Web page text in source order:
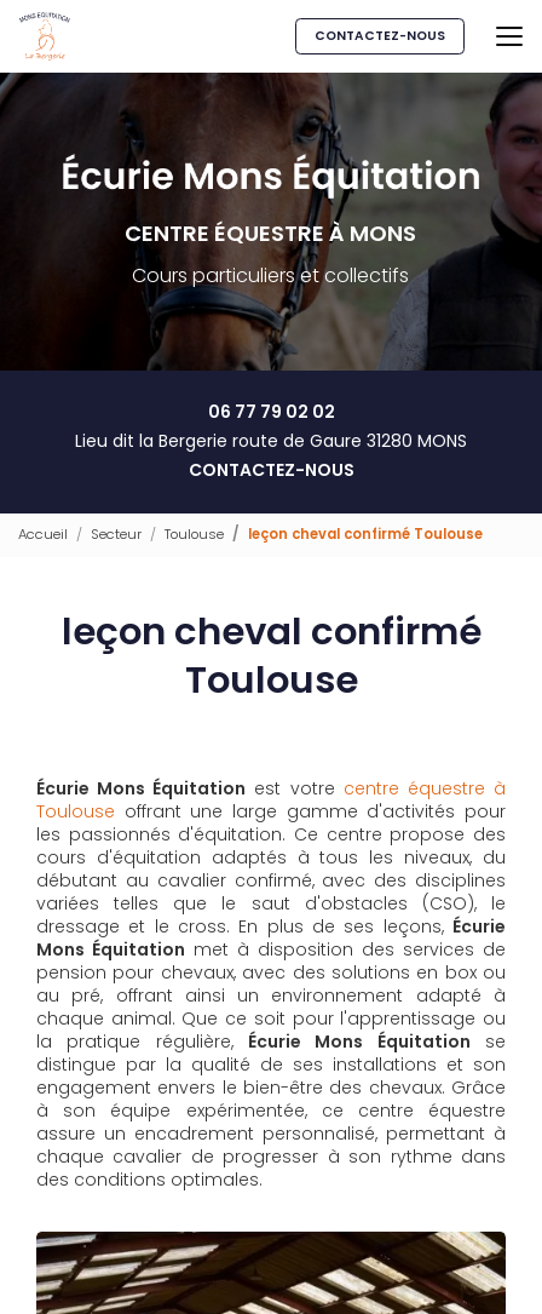
Aller
contenu
principal
CONTACTEZ-NOUS
CENTRE ÉQUESTRE À MONS
Cours particuliers et collectifs
06 77 79 02 02
Lieu dit la Bergerie route de Gaure 31280 MONS
CONTACTEZ-NOUS
Accueil Secteur Toulouse leçon cheval confirmé Toulouse
leçon cheval confirmé
Toulouse
Écurie Mons Équitation est votre centre équestre à
Toulouse offrant une large gamme d'activités pour
les passionnés d'équitation. Ce centre propose des
cours d'équitation adaptés à tous les niveaux, du
débutant au cavalier confirmé, avec des disciplines
variées telles que le saut d'obstacles (CSO), le
dressage et le cross. En plus de ses leçons, Écurie
Mons Équitation met à disposition des services de
pension pour chevaux, avec des solutions en box ou
au pré, offrant ainsi un environnement adapté à
chaque animal. Que ce soit pour l'apprentissage ou
la pratique régulière, Écurie Mons Équitation se
distingue par la qualité de ses installations et son
engagement envers le bien-être des chevaux. Grâce
à son équipe expérimentée, ce centre équestre
assure un encadrement personnalisé, permettant à
chaque cavalier de progresser à son rythme dans
des conditions optimales.